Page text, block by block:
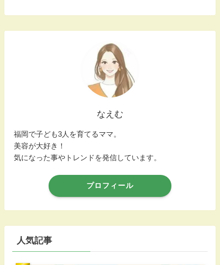
なえむ
福岡で子ども3人を育てるママ。
美容が大好き！
気になった事やトレンドを発信しています。
プロフィール
人気記事